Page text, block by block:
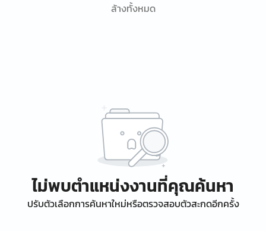
ล้างทั้งหมด
ไม่พบตำแหน่งงานที่คุณค้นหา
ปรับตัวเลือกการค้นหาใหม่หรือตรวจสอบตัวสะกดอีกครั้ง